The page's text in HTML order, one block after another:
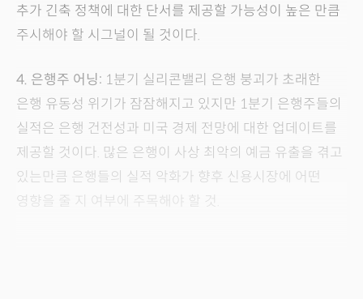
추가 긴축 정책에 대한 단서를 제공할 가능성이 높은 만큼
주시해야 할 시그널이 될 것이다.
4. 은행주 어닝: 1분기 실리콘밸리 은행 붕괴가 초래한
은행 유동성 위기가 잠잠해지고 있지만 1분기 은행주들의
실적은 은행 건전성과 미국 경제 전망에 대한 업데이트를
제공할 것이다. 많은 은행이 사상 최악의 예금 유출을 겪고
있는만큼 은행들의 실적 악화가 향후 신용시장에 어떤
영향을 줄 지 여부에 주목해야 할 것.